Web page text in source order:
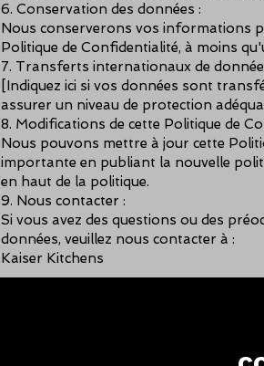
6. Conservation des données :
Nous conserverons vos informations
Politique de Confidentialité, à moins
7. Transferts internationaux de
[Indiquez ici si vos données sont
assurer un niveau de protection
8. Modifications de cette Politique de
Nous pouvons mettre à jour cette
importante en publiant la nouvelle
en haut de la politique.
9. Nous contacter :
Si vous avez des questions ou des
données, veuillez nous contacter à :
Kaiser Kitchens